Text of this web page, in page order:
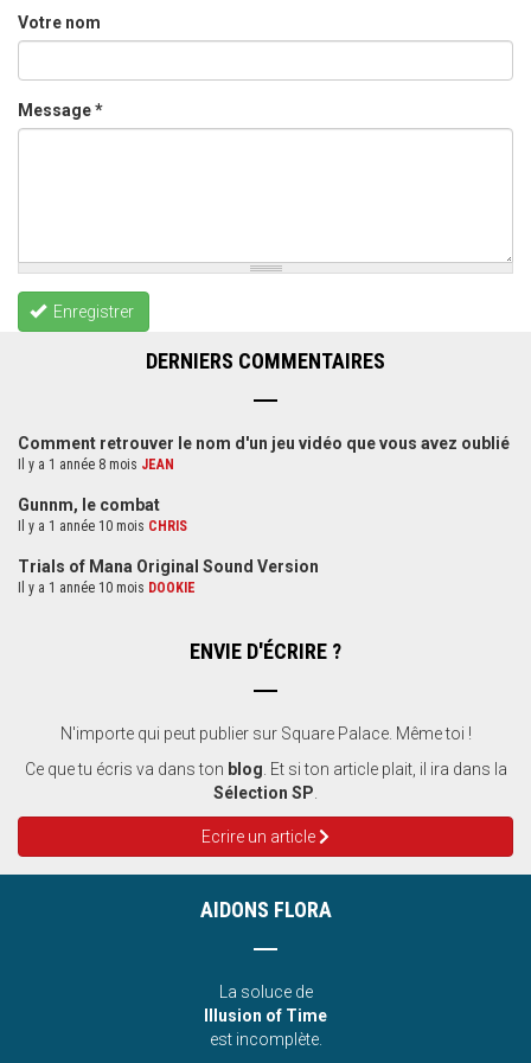
Votre nom
Message*
Enregistrer
DERNIERS COMMENTAIRES
Comment retrouver le nom d'un jeu vidéo que vous avez oublié
Il y a 1 année 8 mois JEAN
Gunnm, le combat
Il y a 1 année 10 mois CHRIS
Trials of Mana Original Sound Version
Il y a 1 année 10 mois DOOKIE
ENVIE D'ÉCRIRE ?
N'importe qui peut publier sur Square Palace. Même toi !
Ce que tu écris va dans ton blog . Et si ton article plait, il ira dans la
Sélection SP
Ecrire un article
AIDONS FLORA
La soluce de
Illusion of Time
est incomplète.